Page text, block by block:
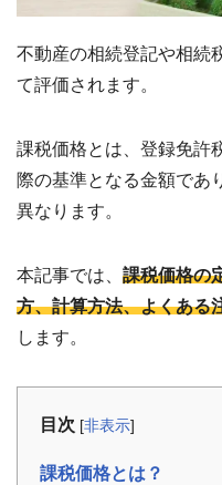
🏠
り
物
件
買
却
つ
い
有
持
分・
空
建
不
可
ど
▾
不動産の相続登記や相続
て評価されます。
課税価格とは、登録免許
際の基準となる金額であ
異なります。
本記事では、 課税価格の
方、計算方法、よくある
します。
目次 [非表示]
課税価格とは？